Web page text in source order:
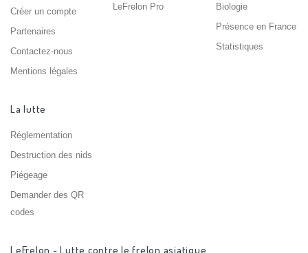
Créer un compte
Partenaires
Contactez-nous
Mentions légales
LeFrelon Pro
Biologie
Présence en France
Statistiques
La lutte
Réglementation
Destruction des nids
Piégeage
Demander des QR
codes
LeFrelon - Lutte contre le frelon asiatique